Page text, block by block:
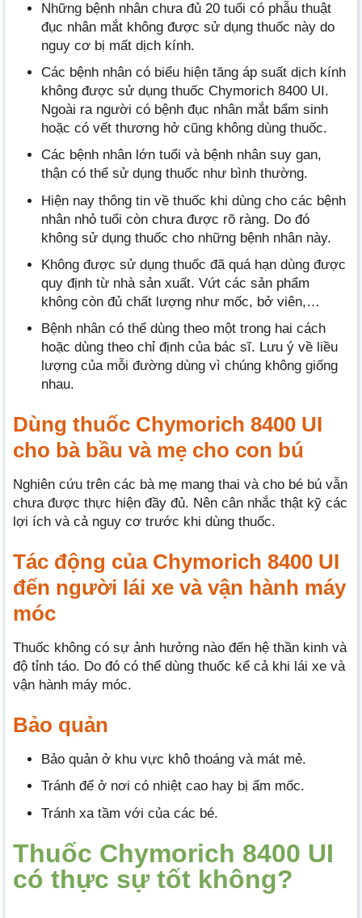
Những bệnh nhân chưa đủ 20 tuổi có phẫu thuật
đục nhân mắt không được sử dụng thuốc này do
nguy cơ bị mất dịch kính.
Các bệnh nhân có biểu hiện tăng áp suất dịch kính
không được sử dụng thuốc Chymorich 8400 UI.
Ngoài ra người có bệnh đục nhân mắt bẩm sinh
hoặc có vết thương hở cũng không dùng thuốc.
Các bệnh nhân lớn tuổi và bệnh nhân suy gan,
thận có thể sử dụng thuốc như bình thường.
Hiện nay thông tin về thuốc khi dùng cho các bệnh
nhân nhỏ tuổi còn chưa được rõ ràng. Do đó
không sử dụng thuốc cho những bệnh nhân này.
Không được sử dụng thuốc đã quá hạn dùng được
quy định từ nhà sản xuất. Vứt các sản phẩm
không còn đủ chất lượng như mốc, bở viên,…
Bệnh nhân có thể dùng theo một trong hai cách
hoặc dùng theo chỉ định của bác sĩ. Lưu ý về liều
lượng của mỗi đường dùng vì chúng không giống
nhau.
Dùng thuốc Chymorich 8400 UI
cho bà bầu và mẹ cho con bú
Nghiên cứu trên các bà mẹ mang thai và cho bé bú vẫn
chưa được thực hiện đầy đủ. Nên cân nhắc thật kỹ các
lợi ích và cả nguy cơ trước khi dùng thuốc.
Tác động của Chymorich 8400 UI
đến người lái xe và vận hành máy
móc
Thuốc không có sự ảnh hưởng nào đến hệ thần kinh và
độ tỉnh táo. Do đó có thể dùng thuốc kể cả khi lái xe và
vận hành máy móc.
Bảo quản
Bảo quản ở khu vực khô thoáng và mát mẻ.
Tránh để ở nơi có nhiệt cao hay bị ẩm mốc.
Tránh xa tầm với của các bé.
Thuốc Chymorich 8400 UI
có thực sự tốt không?